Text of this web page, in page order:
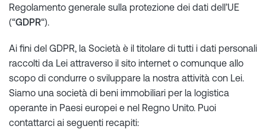
Regolamento generale sulla protezione dei dati dell’UE
(“GDPR“).
Ai fini del GDPR, la Società è il titolare di tutti i dati personali
raccolti da Lei attraverso il sito internet o comunque allo
scopo di condurre o sviluppare la nostra attività con Lei.
Siamo una società di beni immobiliari per la logistica
operante in Paesi europei e nel Regno Unito. Puoi
contattarci ai seguenti recapiti: